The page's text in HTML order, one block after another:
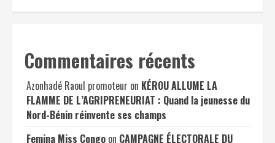
Commentaires récents
Azonhadé Raoul promoteur on KÉROU ALLUME LA
FLAMME DE L’AGRIPRENEURIAT : Quand la jeunesse du
Nord-Bénin réinvente ses champs
Femina Miss Congo on CAMPAGNE ÉLECTORALE DU